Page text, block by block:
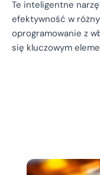
Te inteligentne
efektywność w
oprogramowanie z
się kluczowym